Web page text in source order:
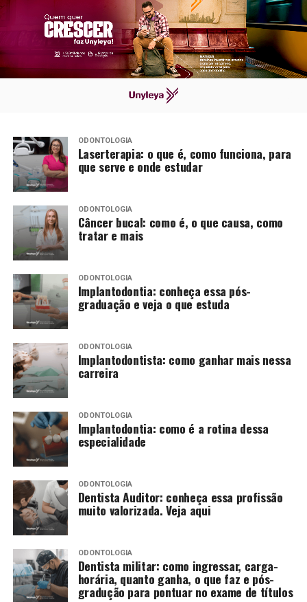
ODONTOLOGIA
Laserterapia: o que é, como funciona, para
que serve e onde estudar
ODONTOLOGIA
Câncer bucal: como é, o que causa, como
tratar e mais
ODONTOLOGIA
Implantodontia: conheça essa pós-
graduação e veja o que estuda
ODONTOLOGIA
Implantodontista: como ganhar mais nessa
carreira
ODONTOLOGIA
Implantodontia: como é a rotina dessa
especialidade
ODONTOLOGIA
Dentista Auditor: conheça essa profissão
muito valorizada. Veja aqui
ODONTOLOGIA
Dentista militar: como ingressar, carga-
horária, quanto ganha, o que faz e pós-
gradução para pontuar no exame de títulos